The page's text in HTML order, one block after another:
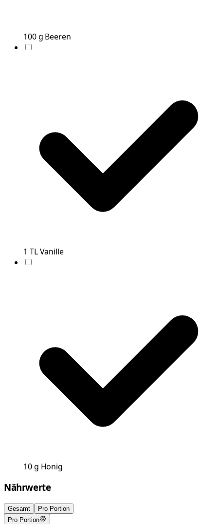
100g Beeren
1 TLVanille
10g Honig
Nährwerte
Gesamt
Pro Portion
Pro Portion